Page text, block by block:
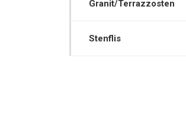
Granit/Terrazzosten
Stenflis